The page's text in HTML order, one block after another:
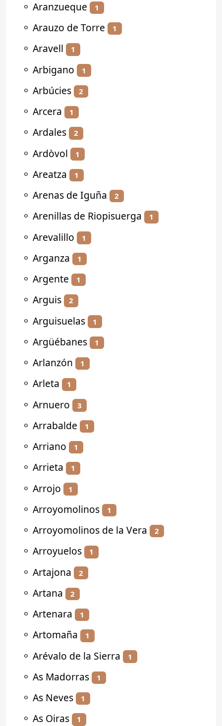
⚬ Aranzueque 1
⚬ Arauzo de Torre 1
⚬ Aravell 1
⚬ Arbigano 1
⚬ Arbúcies 2
⚬ Arcera 1
⚬ Ardales 2
⚬ Ardòvol 1
⚬ Areatza 1
⚬ Arenas de Iguña 2
⚬ Arenillas de Riopisuerga 1
⚬ Arevalillo 1
⚬ Arganza 1
⚬ Argente 1
⚬ Arguis 2
⚬ Arguisuelas 1
⚬ Argüébanes 1
⚬ Arlanzón 1
⚬ Arleta 1
⚬ Arnuero 3
⚬ Arrabalde 1
⚬ Arriano 1
⚬ Arrieta 1
⚬ Arrojo 1
⚬ Arroyomolinos 1
⚬ Arroyomolinos de la Vera 2
⚬ Arroyuelos 1
⚬ Artajona 2
⚬ Artana 2
⚬ Artenara 1
⚬ Artomaña 1
⚬ Arévalo de la Sierra 1
⚬ As Madorras 1
⚬ As Neves 1
⚬ As Oiras 1